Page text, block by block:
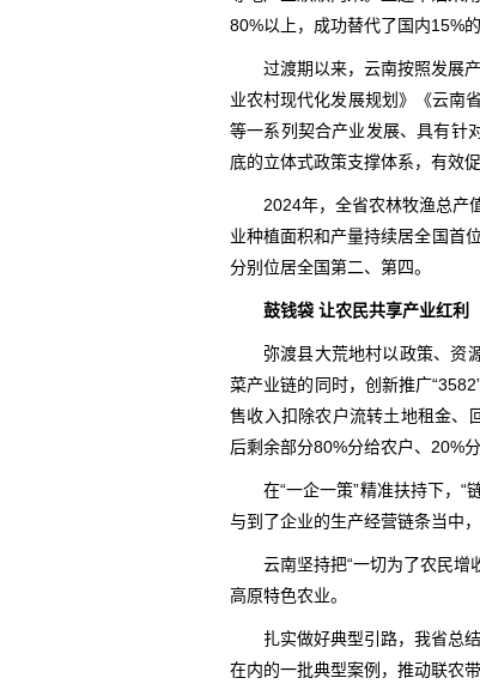
80%以上，成功替代了国内15%
过渡期以来，云南按照发展
业农村现代化发展规划》《云南
等一系列契合产业发展、具有针
底的立体式政策支撑体系，有效
2024年，全省农林牧渔总产
业种植面积和产量持续居全国首
分别位居全国第二、第四。
鼓钱袋 让农民共享产业红利
弥渡县大荒地村以政策、资
菜产业链的同时，创新推广
售收入扣除农户流转土地租金、
后剩余部分80%分给农户、20%
在“一企一策”精准扶持下，
与到了企业的生产经营链条当中
云南坚持把“一切为了农民增
高原特色农业。
扎实做好典型引路，我省总
在内的一批典型案例，推动联农